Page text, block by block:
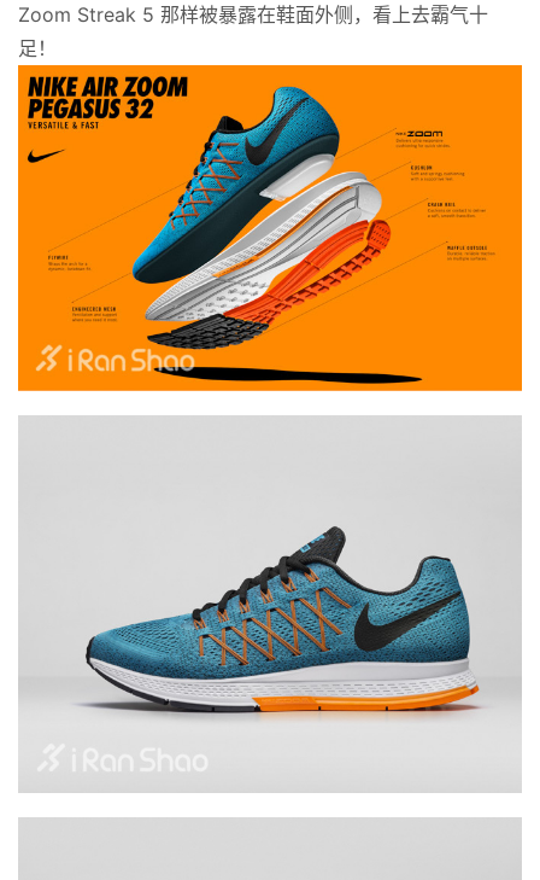
Zoom Streak 5 那样被暴露在鞋面外侧，看上去霸气十
足！